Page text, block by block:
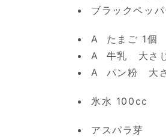
ブラックペッ
A たまご 1個
A 牛乳 大さ
A パン粉 大
氷水 100cc
アスパラ芽